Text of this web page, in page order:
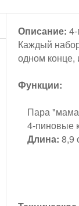
Описание:
Каждый
одном
Функции:
Пара
4-пиновые
Длина: 8,9